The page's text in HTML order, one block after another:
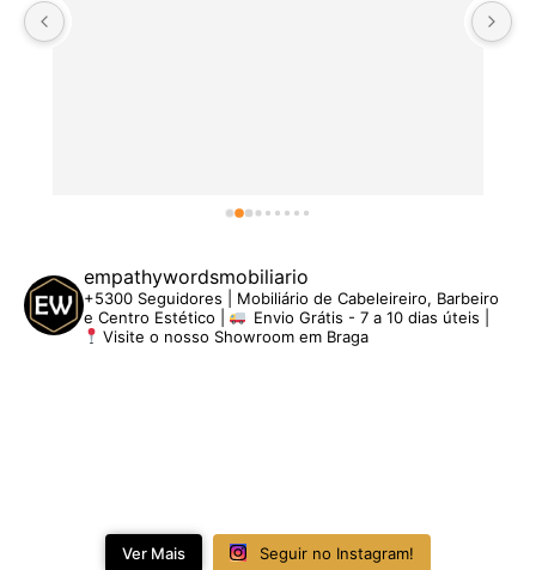
empathywordsmobiliario
+5300 Seguidores | Mobiliário de Cabeleireiro, Barbeiro
e Centro Estético |
Envio Grátis - 7 a 10 dias úteis |
Visite o nosso Showroom em Braga
Ver Mais Seguir no Instagram!